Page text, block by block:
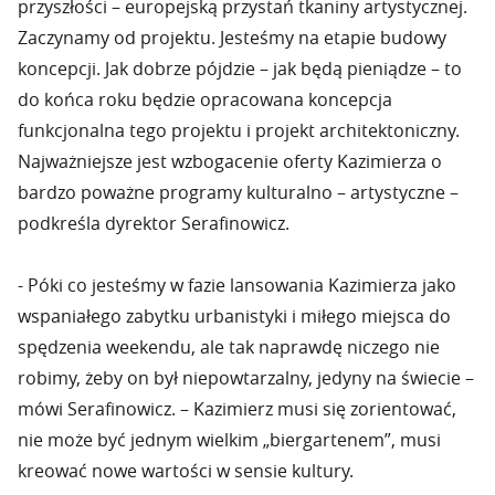
przyszłości – europejską przystań tkaniny artystycznej.
Zaczynamy od projektu. Jesteśmy na etapie budowy
koncepcji. Jak dobrze pójdzie – jak będą pieniądze – to
do końca roku będzie opracowana koncepcja
funkcjonalna tego projektu i projekt architektoniczny.
Najważniejsze jest wzbogacenie oferty Kazimierza o
bardzo poważne programy kulturalno – artystyczne –
podkreśla dyrektor Serafinowicz.
- Póki co jesteśmy w fazie lansowania Kazimierza jako
wspaniałego zabytku urbanistyki i miłego miejsca do
spędzenia weekendu, ale tak naprawdę niczego nie
robimy, żeby on był niepowtarzalny, jedyny na świecie –
mówi Serafinowicz. – Kazimierz musi się zorientować,
nie może być jednym wielkim „biergartenem”, musi
kreować nowe wartości w sensie kultury.